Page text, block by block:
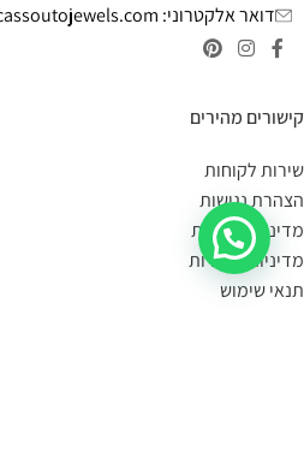
דואר אלקטרוני:
קישורים מהירים
שירות לקוחות
הצהרת נגישות
מדיניות פרטיות
מדיניות החזרות
תנאי שימוש